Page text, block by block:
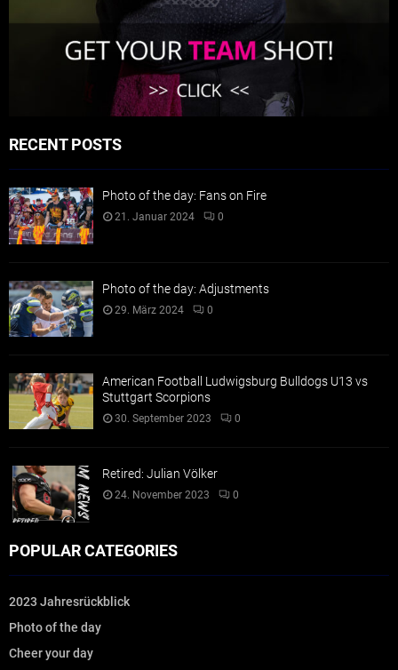
RECENT POSTS
Photo of the day: Fans on Fire
21. Januar 2024 0
Photo of the day: Adjustments
29. März 2024 0
American Football Ludwigsburg Bulldogs U13 vs
Stuttgart Scorpions
30. September 2023 0
Retired: Julian Völker
24. November 2023 0
POPULAR CATEGORIES
2023 Jahresrückblick
Photo of the day
Cheer your day